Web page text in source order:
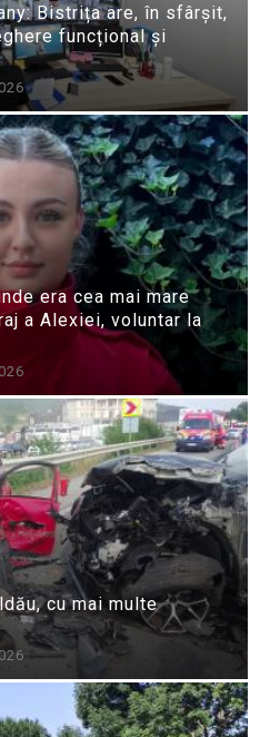
Bistrița are, în sfârșit,
funcțional și
era cea mai mare
a Alexiei, voluntar la
cu mai multe